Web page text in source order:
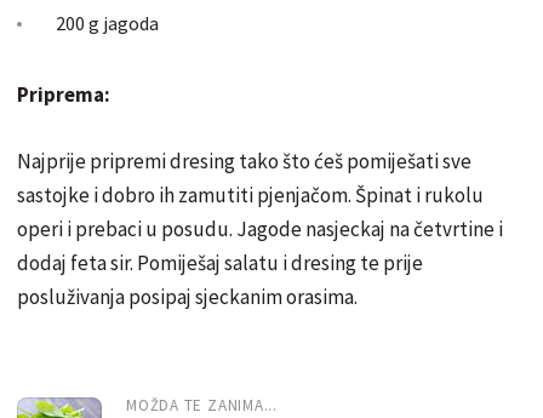
200 g jagoda
Priprema:
Najprije pripremi dresing tako što ćeš pomiješati sve
sastojke i dobro ih zamutiti pjenjačom. Špinat i rukolu
operi i prebaci u posudu. Jagode nasjeckaj na četvrtine i
dodaj feta sir. Pomiješaj salatu i dresing te prije
posluživanja posipaj sjeckanim orasima.
MOŽDA TE ZANIMA...